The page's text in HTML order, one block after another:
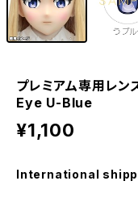
プレミアム専用レ
Eye U-Blue
¥1,100
International